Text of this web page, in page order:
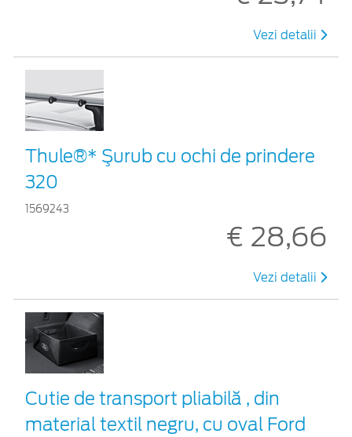
Vezi detalii
Thule®* Şurub cu ochi de prindere
320
1569243
€ 28,66
Vezi detalii
Cutie de transport pliabilă , din
material textil negru, cu oval Ford